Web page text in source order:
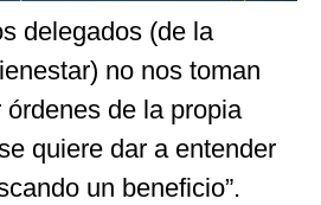
delegados (de la
no nos toman
órdenes de la propia
quiere dar a entender
un beneficio”.